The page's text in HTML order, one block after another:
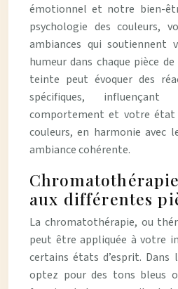
émotionnel et notre bien-
psychologie des couleurs,
ambiances qui soutiennent
humeur dans chaque pièce
teinte peut évoquer des
spécifiques,
comportement et votre état
couleurs, en harmonie avec
ambiance cohérente.
aux différentes
La chromatothérapie, ou
peut être appliquée à votre
certains états d’esprit. Dans
optez pour des tons bleus